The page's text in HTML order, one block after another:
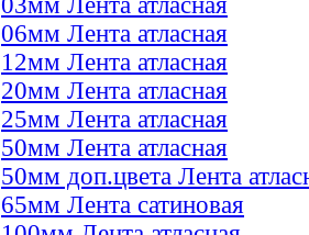
06мм Лента атласная
12мм Лента атласная
20мм Лента атласная
25мм Лента атласная
50мм Лента атласная
50мм доп.цвета Лента
65мм Лента сатиновая